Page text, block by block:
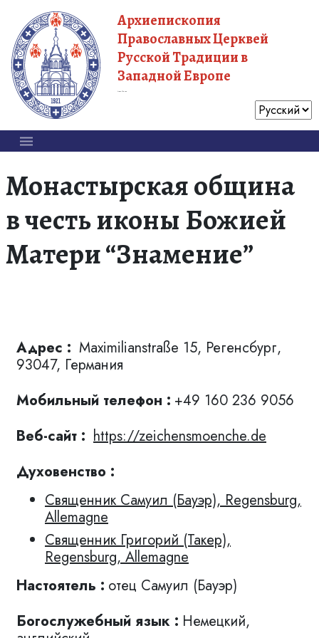
Архиепископия
Православных Церквей
Русской Традиции в
Западной Европе
Монастырская община
в честь иконы Божией
Матери “Знамение”
Адрес : Maximilianstraße 15, Регенсбург,
93047, Германия
Мобильный телефон : +49 160 236 9056
Веб-сайт : https://zeichensmoenche.de
Духовенство :
Священник Самуил (Бауэр), Regensburg,
Allemagne
Священник Григорий (Такер),
Regensburg, Allemagne
Настоятель : отец Самуил (Бауэр)
Богослужебный язык : Немецкий,